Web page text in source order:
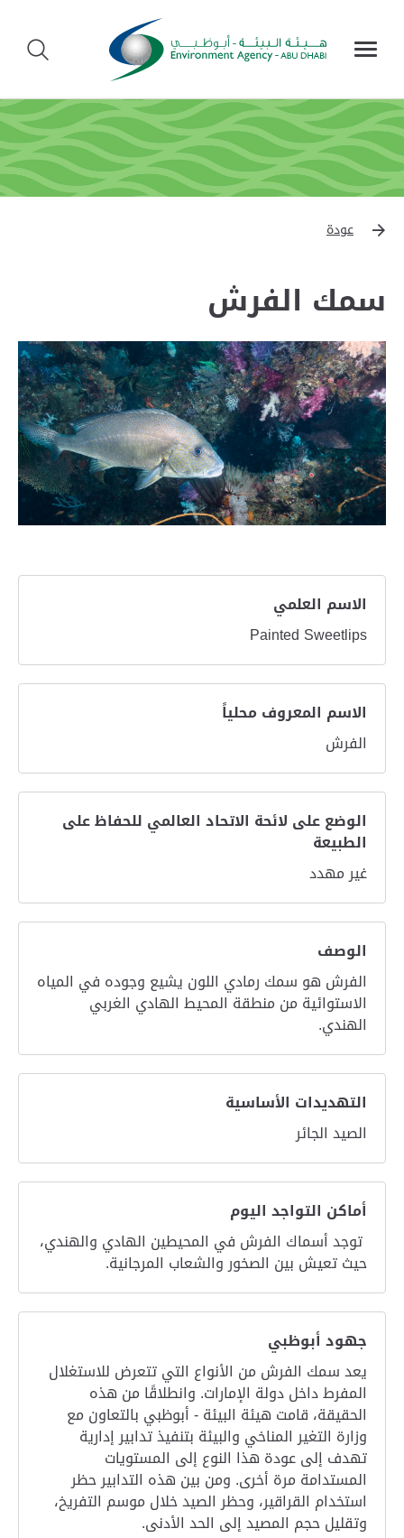
عودة
سمك الفرش
الاسم العلمي
Painted Sweetlips
الاسم المعروف محلياً
الفرش
الوضع على لائحة الاتحاد العالمي للحفاظ على
الطبيعة
غير مهدد
الوصف
الفرش هو سمك رمادي اللون يشيع وجوده في المياه
الاستوائية من منطقة المحيط الهادي الغربي
الهندي.
التهديدات الأساسية
الصيد الجائر
أماكن التواجد اليوم
توجد أسماك الفرش في المحيطين الهادي والهندي،
حيث تعيش بين الصخور والشعاب المرجانية.
جهود أبوظبي
يعد سمك الفرش من الأنواع التي تتعرض للاستغلال
المفرط داخل دولة الإمارات. وانطلاقًا من هذه
الحقيقة، قامت هيئة البيئة - أبوظبي بالتعاون مع
وزارة التغير المناخي والبيئة بتنفيذ تدابير إدارية
تهدف إلى عودة هذا النوع إلى المستويات
المستدامة مرة أخرى. ومن بين هذه التدابير حظر
استخدام القراقير، وحظر الصيد خلال موسم التفريخ،
وتقليل حجم المصيد إلى الحد الأدنى.